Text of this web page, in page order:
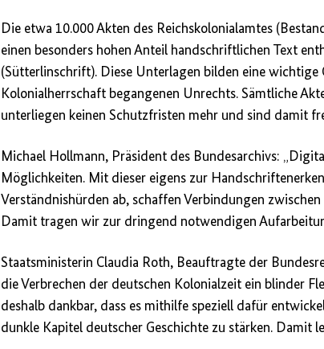
Die etwa 10.000 Akten des Reichskolonialamtes
einen besonders hohen Anteil handschriftlichen Text
(Sütterlinschrift). Diese Unterlagen bilden eine
Kolonialherrschaft begangenen Unrechts. Sämtliche
unterliegen keinen Schutzfristen mehr und sind damit
Michael Hollmann, Präsident des Bundesarchivs:
Möglichkeiten. Mit dieser eigens zur
Verständnishürden ab, schaffen Verbindungen
Damit tragen wir zur dringend notwendigen
Staatsministerin Claudia Roth, Beauftragte der
die Verbrechen der deutschen Kolonialzeit ein blinder
deshalb dankbar, dass es mithilfe speziell dafür
dunkle Kapitel deutscher Geschichte zu stärken. Damit